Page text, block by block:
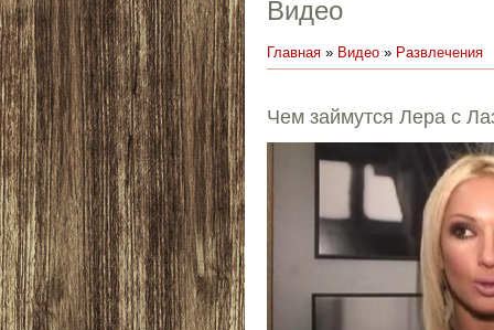
Видео
Главная » Видео » Развлечения
Чем займутся Лера с